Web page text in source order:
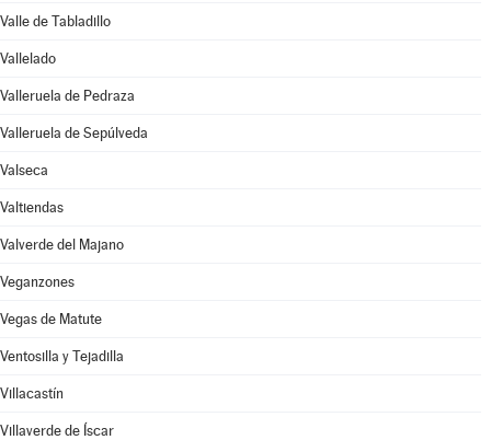
Valle de Tabladillo
Vallelado
Valleruela de Pedraza
Valleruela de Sepúlveda
Valseca
Valtiendas
Valverde del Majano
Veganzones
Vegas de Matute
Ventosilla y Tejadilla
Villacastín
Villaverde de Íscar